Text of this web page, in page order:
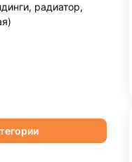
радиатор,